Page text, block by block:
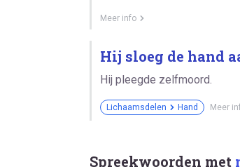
Meer info
Hij sloeg de hand
Hij pleegde zelfmoord.
Lichaamsdelen Hand Meer
Spreekwoorden met